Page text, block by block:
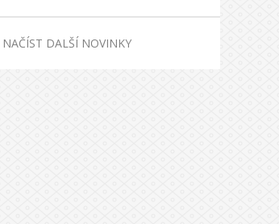
NAČÍST DALŠÍ NOVINKY